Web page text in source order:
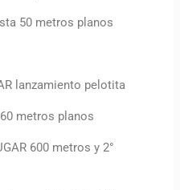
50 metros planos
lanzamiento pelotita
metros planos
600 metros y 2°